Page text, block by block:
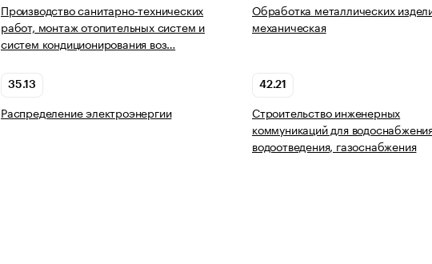
Производство санитарно-технических
работ, монтаж отопительных систем и
систем кондиционирования воз…
Обработка металлических
механическая
35.13
Распределение электроэнергии
42.21
Строительство инженерных
коммуникаций для
водоотведения, газоснабжения